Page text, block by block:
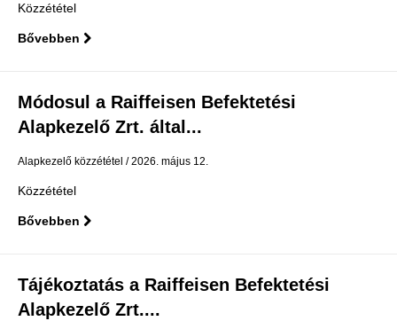
Közzététel
Bővebben
Módosul a Raiffeisen Befektetési
Alapkezelő Zrt. által...
Alapkezelő közzététel 2026. május 12.
Közzététel
Bővebben
Tájékoztatás a Raiffeisen Befektetési
Alapkezelő Zrt....